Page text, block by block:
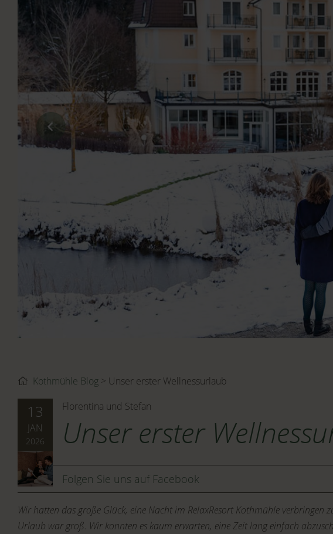
Kothmühle Blog Unser erster Wellnessurlaub
13
JAN
2026
Florentina und Stefan
Unser erster
Folgen Sie uns auf Facebook
Wir hatten das große Glück, eine Nacht im RelaxResort Kothmühle verbringen
Urlaub war groß. Wir konnten es kaum erwarten, eine Zeit lang einfach